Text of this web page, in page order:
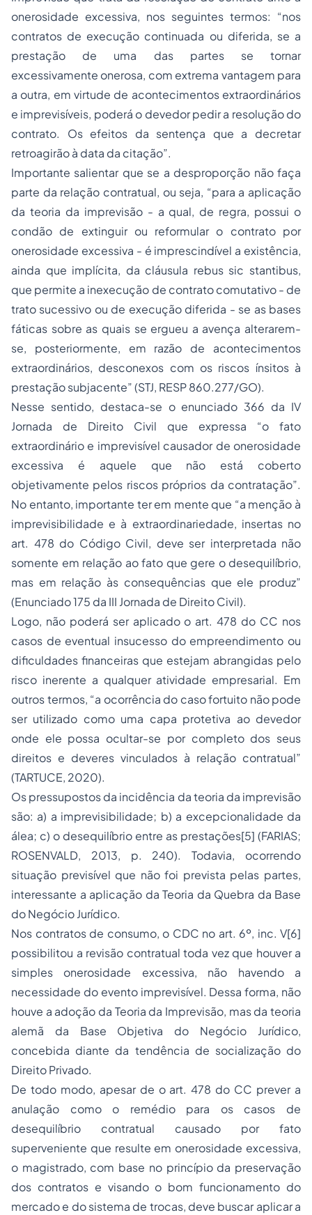
onerosidade excessiva, nos seguintes termos: “nos
contratos de execução continuada ou diferida, se a
prestação de uma das partes se tornar
excessivamente onerosa, com extrema vantagem para
a outra, em virtude de acontecimentos extraordinários
e imprevisíveis, poderá o devedor pedir a resolução do
contrato. Os efeitos da sentença que a decretar
retroagirão à data da citação”.
Importante salientar que se a desproporção não faça
parte da relação contratual, ou seja, “para a aplicação
da teoria da imprevisão - a qual, de regra, possui o
condão de extinguir ou reformular o contrato por
onerosidade excessiva - é imprescindível a existência,
ainda que implícita, da cláusula rebus sic stantibus,
que permite a inexecução de contrato comutativo - de
trato sucessivo ou de execução diferida - se as bases
fáticas sobre as quais se ergueu a avença alterarem-
se, posteriormente, em razão de acontecimentos
extraordinários, desconexos com os riscos ínsitos à
prestação subjacente” (STJ, RESP 860.277/GO).
Nesse sentido, destaca-se o enunciado 366 da IV
Jornada de Direito Civil que expressa “o fato
extraordinário e imprevisível causador de onerosidade
excessiva é aquele que não está coberto
objetivamente pelos riscos próprios da contratação”.
No entanto, importante ter em mente que “a menção à
imprevisibilidade e à extraordinariedade, insertas no
art. 478 do Código Civil, deve ser interpretada não
somente em relação ao fato que gere o desequilíbrio,
mas em relação às consequências que ele produz”
(Enunciado 175 da III Jornada de Direito Civil).
Logo, não poderá ser aplicado o art. 478 do CC nos
casos de eventual insucesso do empreendimento ou
dificuldades financeiras que estejam abrangidas pelo
risco inerente a qualquer atividade empresarial. Em
outros termos, “a ocorrência do caso fortuito não pode
ser utilizado como uma capa protetiva ao devedor
onde ele possa ocultar-se por completo dos seus
direitos e deveres vinculados à relação contratual”
(TARTUCE, 2020).
Os pressupostos da incidência da teoria da imprevisão
são: a) a imprevisibilidade; b) a excepcionalidade da
álea; c) o desequilíbrio entre as prestações[5] (FARIAS;
ROSENVALD, 2013, p. 240). Todavia, ocorrendo
situação previsível que não foi prevista pelas partes,
interessante a aplicação da Teoria da Quebra da Base
do Negócio Jurídico.
Nos contratos de consumo, o CDC no art. 6º, inc. V[6]
possibilitou a revisão contratual toda vez que houver a
simples onerosidade excessiva, não havendo a
necessidade do evento imprevisível. Dessa forma, não
houve a adoção da Teoria da Imprevisão, mas da teoria
alemã da Base Objetiva do Negócio Jurídico,
concebida diante da tendência de socialização do
Direito Privado.
De todo modo, apesar de o art. 478 do CC prever a
anulação como o remédio para os casos de
desequilíbrio contratual causado por fato
superveniente que resulte em onerosidade excessiva,
o magistrado, com base no princípio da preservação
dos contratos e visando o bom funcionamento do
mercado e do sistema de trocas, deve buscar aplicar a